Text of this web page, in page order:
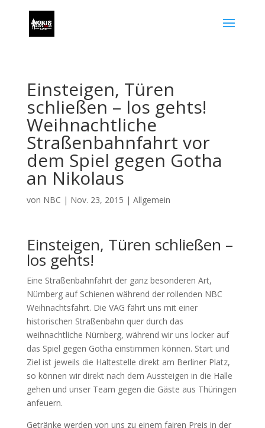
Einsteigen, Türen
schließen – los gehts!
Weihnachtliche
Straßenbahnfahrt vor
dem Spiel gegen Gotha
an Nikolaus
von NBC | Nov. 23, 2015 | Allgemein
Einsteigen, Türen schließen –
los gehts!
Eine Straßenbahnfahrt der ganz besonderen Art,
Nürnberg auf Schienen während der rollenden NBC
Weihnachtsfahrt. Die VAG fährt uns mit einer
historischen Straßenbahn quer durch das
weihnachtliche Nürnberg, während wir uns locker auf
das Spiel gegen Gotha einstimmen können. Start und
Ziel ist jeweils die Haltestelle direkt am Berliner Platz,
so können wir direkt nach dem Aussteigen in die Halle
gehen und unser Team gegen die Gäste aus Thüringen
anfeuern.
Getränke werden von uns zu einem fairen Preis in der